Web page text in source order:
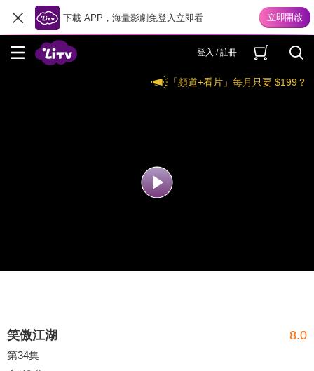
下載 APP，海量影劇免登入立即看
登入 / 註冊
「頻道+看片」每月只要 $199？
笑傲江湖 8.0
第34集